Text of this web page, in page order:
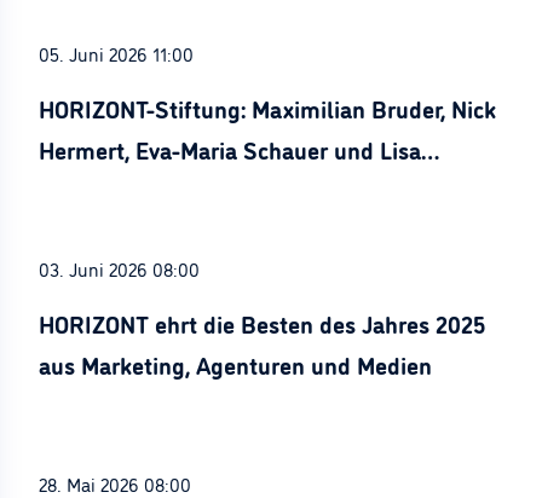
05. Juni 2026 11:00
HORIZONT-Stiftung: Maximilian Bruder, Nick
Hermert, Eva-Maria Schauer und Lisa
03. Juni 2026 08:00
HORIZONT ehrt die Besten des Jahres 2025
aus Marketing, Agenturen und Medien
28. Mai 2026 08:00